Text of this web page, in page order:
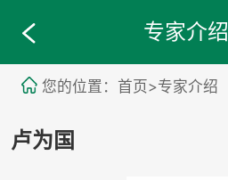
专家介绍
您的位置：首页>专家介绍
卢为国